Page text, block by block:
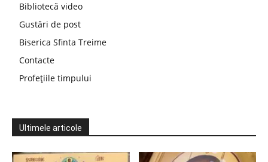
Bibliotecă video
Gustări de post
Biserica Sfinta Treime
Contacte
Profețiile timpului
Ultimele articole